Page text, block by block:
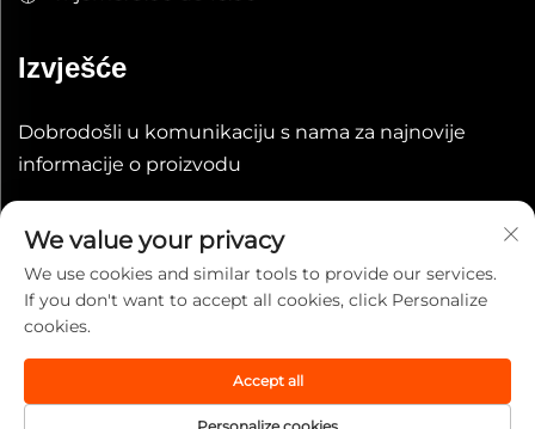
Izvješće
Dobrodošli u komunikaciju s nama za najnovije
informacije o proizvodu
Autorska prava © 2025 China Wuxi Leeqian Int'l Co., Ltd. Sva
prava pridržana.Politika privatnosti
We value your privacy
We use cookies and similar tools to provide our services.
If you don't want to accept all cookies, click Personalize
cookies.
Accept all